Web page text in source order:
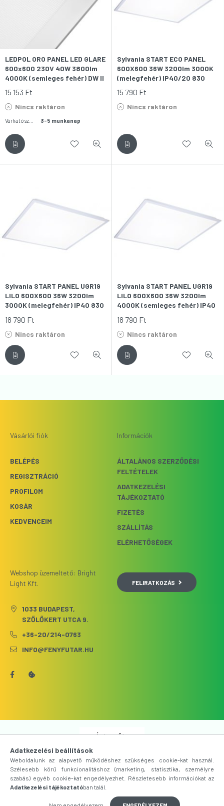
LEDPOL ORO PANEL LED GLARE
600x600 230V 40W 3800lm
4000K (semleges fehér) DW II
15 153 Ft
Nincs raktáron
3-5 munkanap
Sylvania START ECO PANEL
600X600 36W 3200lm 3000K
(melegfehér) IP40/20 830
15 790 Ft
Nincs raktáron
Sylvania START PANEL UGR19
LILO 600X600 36W 3200lm
3000K (melegfehér) IP40 830
18 790 Ft
Nincs raktáron
Sylvania START PANEL UGR19
LILO 600X600 36W 3200lm
4000K (semleges fehér) IP40
18 790 Ft
Nincs raktáron
Vásárlói fiók
BELÉPÉS
REGISZTRÁCIÓ
PROFILOM
KOSÁR
KEDVENCEIM
Információk
ÁLTALÁNOS SZERZŐDÉSI
FELTÉTELEK
ADATKEZELÉSI
TÁJÉKOZTATÓ
FIZETÉS
SZÁLLÍTÁS
ELÉRHETŐSÉGEK
Webshop üzemeltető: Bright
Light Kft.
1033 BUDAPEST,
SZŐLŐKERT UTCA 9.
+36-20/214-0763
INFO@FENYFUTAR.HU
FELIRATKOZÁS
Árukereső.hu
Adatkezelési beállítások
Weboldalunk az alapvető működéshez szükséges cookie-kat használ.
Szélesebb körű funkcionalitáshoz (marketing, statisztika, személyre
szabás) egyéb cookie-kat engedélyezhet. Részletesebb információkat az
Adatkezelési tájékoztatóban talál.